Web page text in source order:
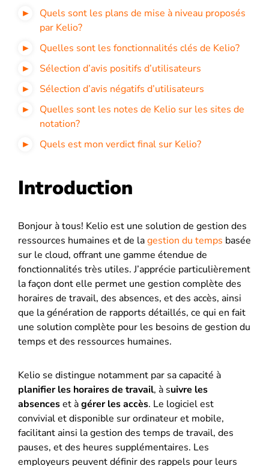
Quels sont les plans de mise à niveau proposés
par Kelio?
Quelles sont les fonctionnalités clés de Kelio?
Sélection d’avis positifs d’utilisateurs
Sélection d’avis négatifs d’utilisateurs
Quelles sont les notes de Kelio sur les sites de
notation?
Quels est mon verdict final sur Kelio?
Introduction
Bonjour à tous! Kelio est une solution de gestion des
ressources humaines et de lagestion du temps basée
sur le cloud, offrant une gamme étendue de
fonctionnalités très utiles. J’apprécie particulièrement
la façon dont elle permet une gestion complète des
horaires de travail, des absences, et des accès, ainsi
que la génération de rapports détaillés, ce qui en fait
une solution complète pour les besoins de gestion du
temps et des ressources humaines.
Kelio se distingue notamment par sa capacité à
planifier les horaires de travail, à suivre les
absenceset àgérer les accès. Le logiciel est
convivial et disponible sur ordinateur et mobile,
facilitant ainsi la gestion des temps de travail, des
pauses, et des heures supplémentaires. Les
employeurs peuvent définir des rappels pour leurs